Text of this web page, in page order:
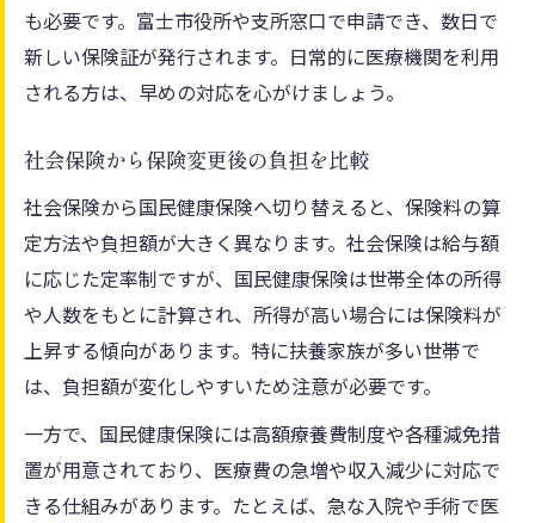
も必要です。富士市役所や支所窓口で申請でき、数日で
新しい保険証が発行されます。日常的に医療機関を利用
される方は、早めの対応を心がけましょう。
社会保険から保険変更後の負担を比較
社会保険から国民健康保険へ切り替えると、保険料の算
定方法や負担額が大きく異なります。社会保険は給与額
に応じた定率制ですが、国民健康保険は世帯全体の所得
や人数をもとに計算され、所得が高い場合には保険料が
上昇する傾向があります。特に扶養家族が多い世帯で
は、負担額が変化しやすいため注意が必要です。
一方で、国民健康保険には高額療養費制度や各種減免措
置が用意されており、医療費の急増や収入減少に対応で
きる仕組みがあります。たとえば、急な入院や手術で医